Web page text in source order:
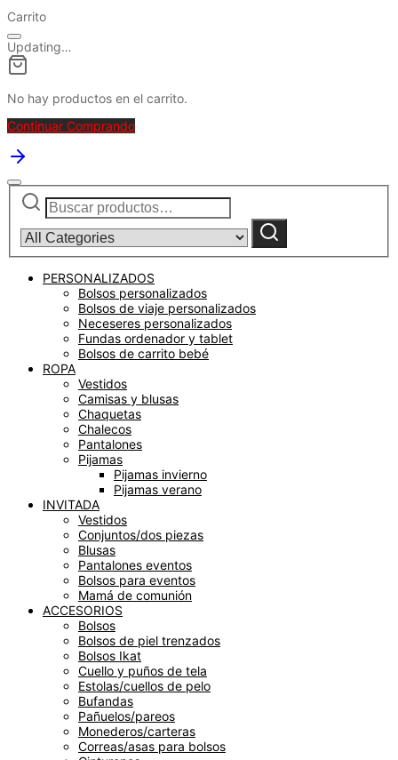
Carrito
Updating…
No hay productos en el carrito.
Continuar Comprando
Buscar
por:
category:
Buscar
PERSONALIZADOS
Bolsos personalizados
Bolsos de viaje personalizados
Neceseres personalizados
Fundas ordenador y tablet
Bolsos de carrito bebé
ROPA
Vestidos
Camisas y blusas
Chaquetas
Chalecos
Pantalones
Pijamas
Pijamas invierno
Pijamas verano
INVITADA
Vestidos
Conjuntos/dos piezas
Blusas
Pantalones eventos
Bolsos para eventos
Mamá de comunión
ACCESORIOS
Bolsos
Bolsos de piel trenzados
Bolsos Ikat
Cuello y puños de tela
Estolas/cuellos de pelo
Bufandas
Pañuelos/pareos
Monederos/carteras
Correas/asas para bolsos